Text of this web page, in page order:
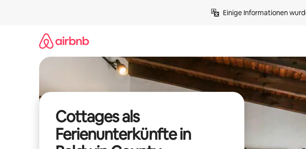
Einige Informationen
Cottages als
Ferienunterkünfte in